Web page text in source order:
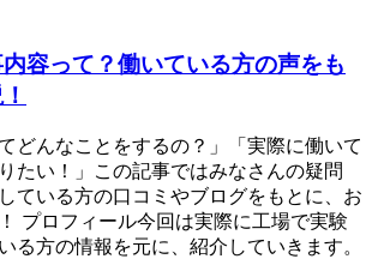
内容って？働いている方の声をも
どんなことをするの？」「実際に働いて
たい！」この記事ではみなさんの疑問
ている方の口コミやブログをもとに、お
プロフィール今回は実際に工場で実験
る方の情報を元に、紹介していきます。